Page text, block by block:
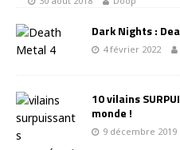
Dark Nights :
4 février 2022
10 vilains
monde !
9 décembre 2019